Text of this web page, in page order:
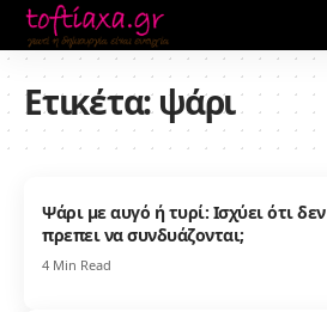
Ετικέτα:ψάρι
Ψάρι με αυγό ή τυρί: Ισχύει ότι δεν
πρεπει να συνδυάζονται;
4 Min Read